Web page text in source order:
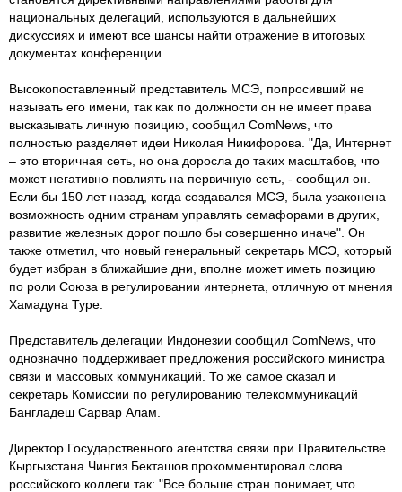
национальных делегаций, используются в дальнейших
дискуссиях и имеют все шансы найти отражение в итоговых
документах конференции.
Высокопоставленный представитель МСЭ, попросивший не
называть его имени, так как по должности он не имеет права
высказывать личную позицию, сообщил ComNews, что
полностью разделяет идеи Николая Никифорова. "Да, Интернет
– это вторичная сеть, но она доросла до таких масштабов, что
может негативно повлиять на первичную сеть, - сообщил он. –
Если бы 150 лет назад, когда создавался МСЭ, была узаконена
возможность одним странам управлять семафорами в других,
развитие железных дорог пошло бы совершенно иначе". Он
также отметил, что новый генеральный секретарь МСЭ, который
будет избран в ближайшие дни, вполне может иметь позицию
по роли Союза в регулировании интернета, отличную от мнения
Хамадуна Туре.
Представитель делегации Индонезии сообщил ComNews, что
однозначно поддерживает предложения российского министра
связи и массовых коммуникаций. То же самое сказал и
секретарь Комиссии по регулированию телекоммуникаций
Бангладеш Сарвар Алам.
Директор Государственного агентства связи при Правительстве
Кыргызстана Чингиз Бекташов прокомментировал слова
российского коллеги так: "Все больше стран понимает, что